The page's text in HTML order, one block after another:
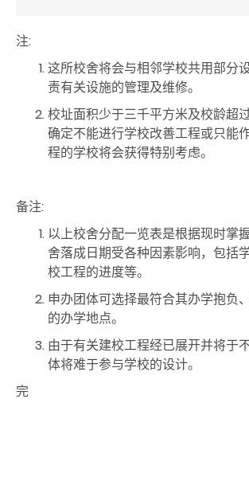
注:
这所校舍将会与相邻学校共用部分
责有关设施的管理及维修。
校址面积少于三千平方米及校龄超
确定不能进行学校改善工程或只能
程的学校将会获得特别考虑。
备注:
以上校舍分配一览表是根据现时掌
舍落成日期受各种因素影响，包括
校工程的进度等。
申办团体可选择最符合其办学抱负
的办学地点。
由于有关建校工程经已展开并将于
体将难于参与学校的设计。
完